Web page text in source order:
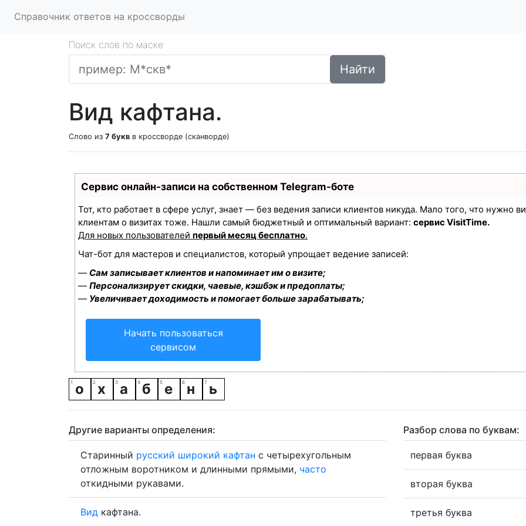
Справочник ответов на кроссворды
Поиск слов по маске
Найти
Вид кафтана.
Слово из 7 букв в кроссворде (сканворде)
Сервис онлайн-записи на собственном Telegram-боте
Тот, кто работает в сфере услуг, знает — без ведения записи клиентов никуда. Мало того, что нужно
клиентам о визитах тоже. Нашли самый бюджетный и оптимальный вариант: сервис VisitTime.
Для новых пользователей первый месяц бесплатно.
Чат-бот для мастеров и специалистов, который упрощает ведение записей:
— Сам записывает клиентов и напоминает им о визите;
— Персонализирует скидки, чаевые, кэшбэк и предоплаты;
— Увеличивает доходимость и помогает больше зарабатывать;
Начать пользоваться
сервисом
о х а б е н ь
Другие варианты определения:
Старинный русский широкий кафтан с четырехугольным
отложным воротником и длинными прямыми, часто
откидными рукавами.
Вид кафтана.
Разбор слова по буквам:
первая буква
вторая буква
третья буква